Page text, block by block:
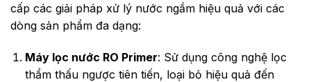
cấp các giải pháp xử lý nước ngầm hiệu quả với các
dòng sản phẩm đa dạng:
Máy lọc nước RO Primer: Sử dụng công nghệ lọc
thẩm thấu ngược tiên tiến, loại bỏ hiệu quả đến